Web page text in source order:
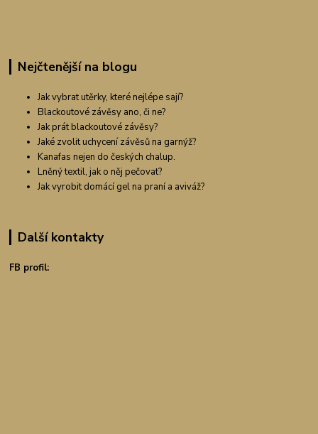
Nejčtenější na blogu
Jak vybrat utěrky, které nejlépe sají?
Blackoutové závěsy ano, či ne?
Jak prát blackoutové závěsy?
Jaké zvolit uchycení závěsů na garnýž?
Kanafas nejen do českých chalup.
Lněný textil, jak o něj pečovat?
Jak vyrobit domácí gel na praní a aviváž?
Další kontakty
FB profil: